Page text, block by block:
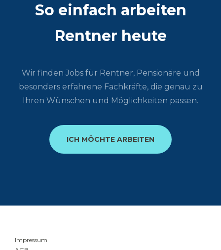
So einfach arbeiten
Rentner heute
Wir finden Jobs für Rentner, Pensionäre und
besonders erfahrene Fachkräfte, die genau zu
Ihren Wünschen und Möglichkeiten passen.
ICH MÖCHTE ARBEITEN
Impressum